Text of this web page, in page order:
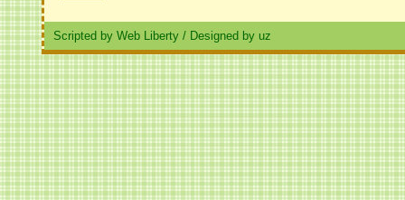
Scripted by Web Liberty / Designed by uz